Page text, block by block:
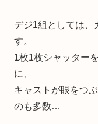
デジ1組としては、
す。
1枚1枚シャッター
に、
キャストが眼をつ
のも多数…